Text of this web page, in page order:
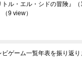
トル・エル・シドの冒険』
（9 view）
ビゲーム一覧年表を振り返り